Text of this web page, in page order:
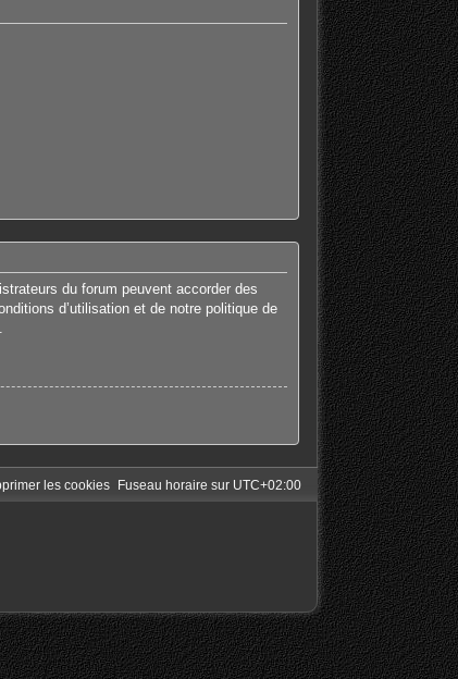
du forum peuvent accorder des
d’utilisation et de notre politique de
Fuseau horaire sur UTC+02:00
les cookies